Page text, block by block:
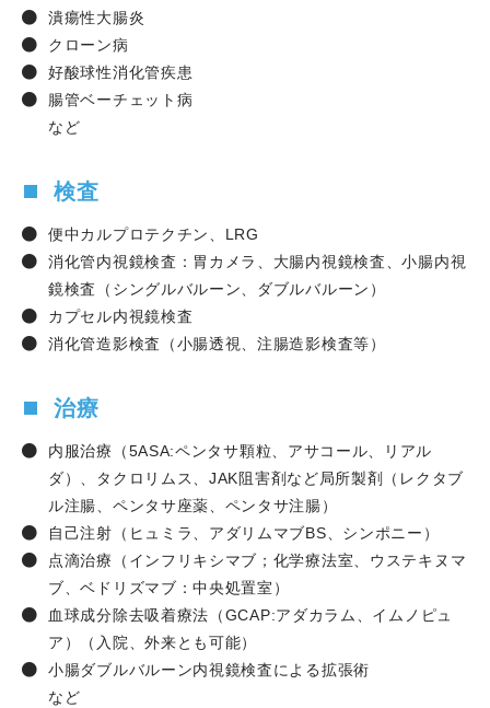
潰瘍性大腸炎
クローン病
好酸球性消化管疾患
腸管ベーチェット病
など
検査
便中カルプロテクチン、 LRG
消化管内視鏡検査：胃カメラ、大腸内視鏡検査、小腸内視
鏡検査（シングルバルーン、ダブルバルーン）
カプセル内視鏡検査
消化管造影検査（小腸透視、注腸造影検査等）
治療
内服治療（5ASA:ペンタサ顆粒、アサコール、リアル
ダ）、タクロリムス、 JAK阻害剤など局所製剤（レクタブ
ル注腸、ペンタサ座薬、ペンタサ注腸）
自己注射（ヒュミラ、アダリムマブBS 、シンポニー）
点滴治療（インフリキシマブ；化学療法室、ウステキヌマ
ブ、ベドリズマブ：中央処置室）
血球成分除去吸着療法（GCAP:アダカラム、イムノピュ
ア）（入院、外来とも可能）
小腸ダブルバルーン内視鏡検査による拡張術
など